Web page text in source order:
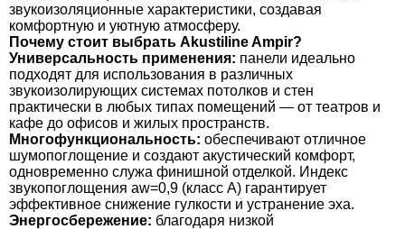
звукоизоляционные характеристики, создавая
комфортную и уютную атмосферу.
Почему стоит выбрать Akustiline Ampir?
Универсальность применения: панели идеально
подходят для использования в различных
звукоизолирующих системах потолков и стен
практически в любых типах помещений — от театров и
кафе до офисов и жилых пространств.
Многофункциональность: обеспечивают отличное
шумопоглощение и создают акустический комфорт,
одновременно служа финишной отделкой. Индекс
звукопоглощения aw=0,9 (класс А) гарантирует
эффективное снижение гулкости и устранение эха.
Энергосбережение: благодаря низкой